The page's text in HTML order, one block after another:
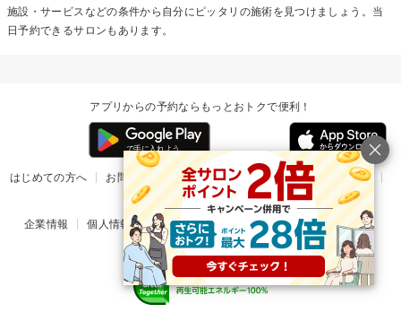
施設・サービスなどの条件から自分にピッタリの施術を見つけましょう。当
日予約できるサロンもあります。
アプリからの予約ならもっとおトクで便利！
はじめての方へ お問い合わせ ヘルプ リリース情報
利用規約
掲載ご希望のサロン様
企業情報 個人情報保護方針 楽天のサービス一覧 アプリ一覧
© Rakuten Group, Inc.